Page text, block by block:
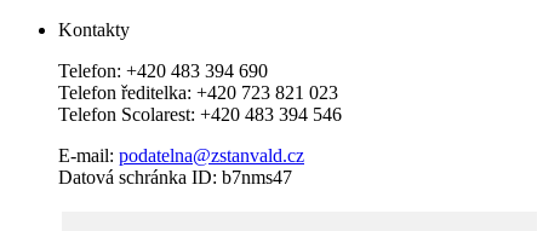
Kontakty
Telefon: +420 483 394 690
Telefon ředitelka: +420 723 821 023
Telefon Scolarest: +420 483 394 546
E-mail: podatelna@zstanvald.cz
Datová schránka ID: b7nms47